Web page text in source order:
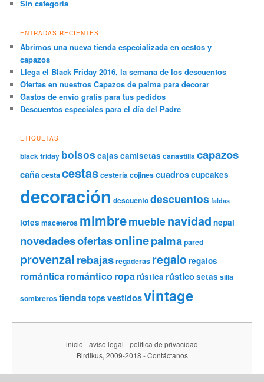
Sin categoría
ENTRADAS RECIENTES
Abrimos una nueva tienda especializada en cestos y
capazos
Llega el Black Friday 2016, la semana de los descuentos
Ofertas en nuestros Capazos de palma para decorar
Gastos de envío gratis para tus pedidos
Descuentos especiales para el día del Padre
ETIQUETAS
black friday bolsos cajas camisetas canastillacapazos
cañacestacestascesteríacojinescuadroscupcakes
decoración descuentodescuentos faldas
lotes maceteros mimbremueblenavidad nepal
novedadesofertasonlinepalmapared
provenzalrebajasregaderas regalo regalos
romántica románticoroparústica rústicosetas silla
sombrerostienda tops vestidosvintage
inicio -aviso legal -política de privacidad
Birdikus, 2009-2018 -Contáctanos